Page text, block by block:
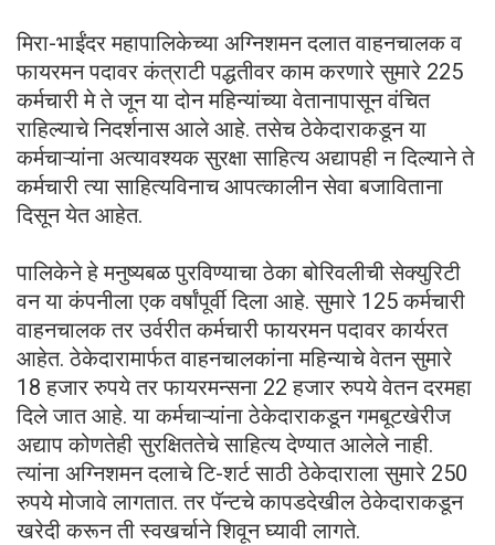
मिरा-भाईंदर महापालिकेच्या अग्निशमन दलात वाहनचालक व
फायरमन पदावर कंत्राटी पद्धतीवर काम करणारे सुमारे 225
कर्मचारी मे ते जून या दोन महिन्यांच्या वेतानापासून वंचित
राहिल्याचे निदर्शनास आले आहे. तसेच ठेकेदाराकडून या
कर्मचाऱ्यांना अत्यावश्यक सुरक्षा साहित्य अद्यापही न दिल्याने ते
कर्मचारी त्या साहित्यविनाच आपत्कालीन सेवा बजाविताना
दिसून येत आहेत.
पालिकेने हे मनुष्यबळ पुरविण्याचा ठेका बोरिवलीची सेक्युरिटी
वन या कंपनीला एक वर्षांपूर्वी दिला आहे. सुमारे 125 कर्मचारी
वाहनचालक तर उर्वरीत कर्मचारी फायरमन पदावर कार्यरत
आहेत. ठेकेदारामार्फत वाहनचालकांना महिन्याचे वेतन सुमारे
18 हजार रुपये तर फायरमन्सना 22 हजार रुपये वेतन दरमहा
दिले जात आहे. या कर्मचाऱ्यांना ठेकेदाराकडून गमबूटखेरीज
अद्याप कोणतेही सुरक्षिततेचे साहित्य देण्यात आलेले नाही.
त्यांना अग्निशमन दलाचे टि-शर्ट साठी ठेकेदाराला सुमारे 250
रुपये मोजावे लागतात. तर पॅन्टचे कापडदेखील ठेकेदाराकडून
खरेदी करून ती स्वखर्चाने शिवून घ्यावी लागते.